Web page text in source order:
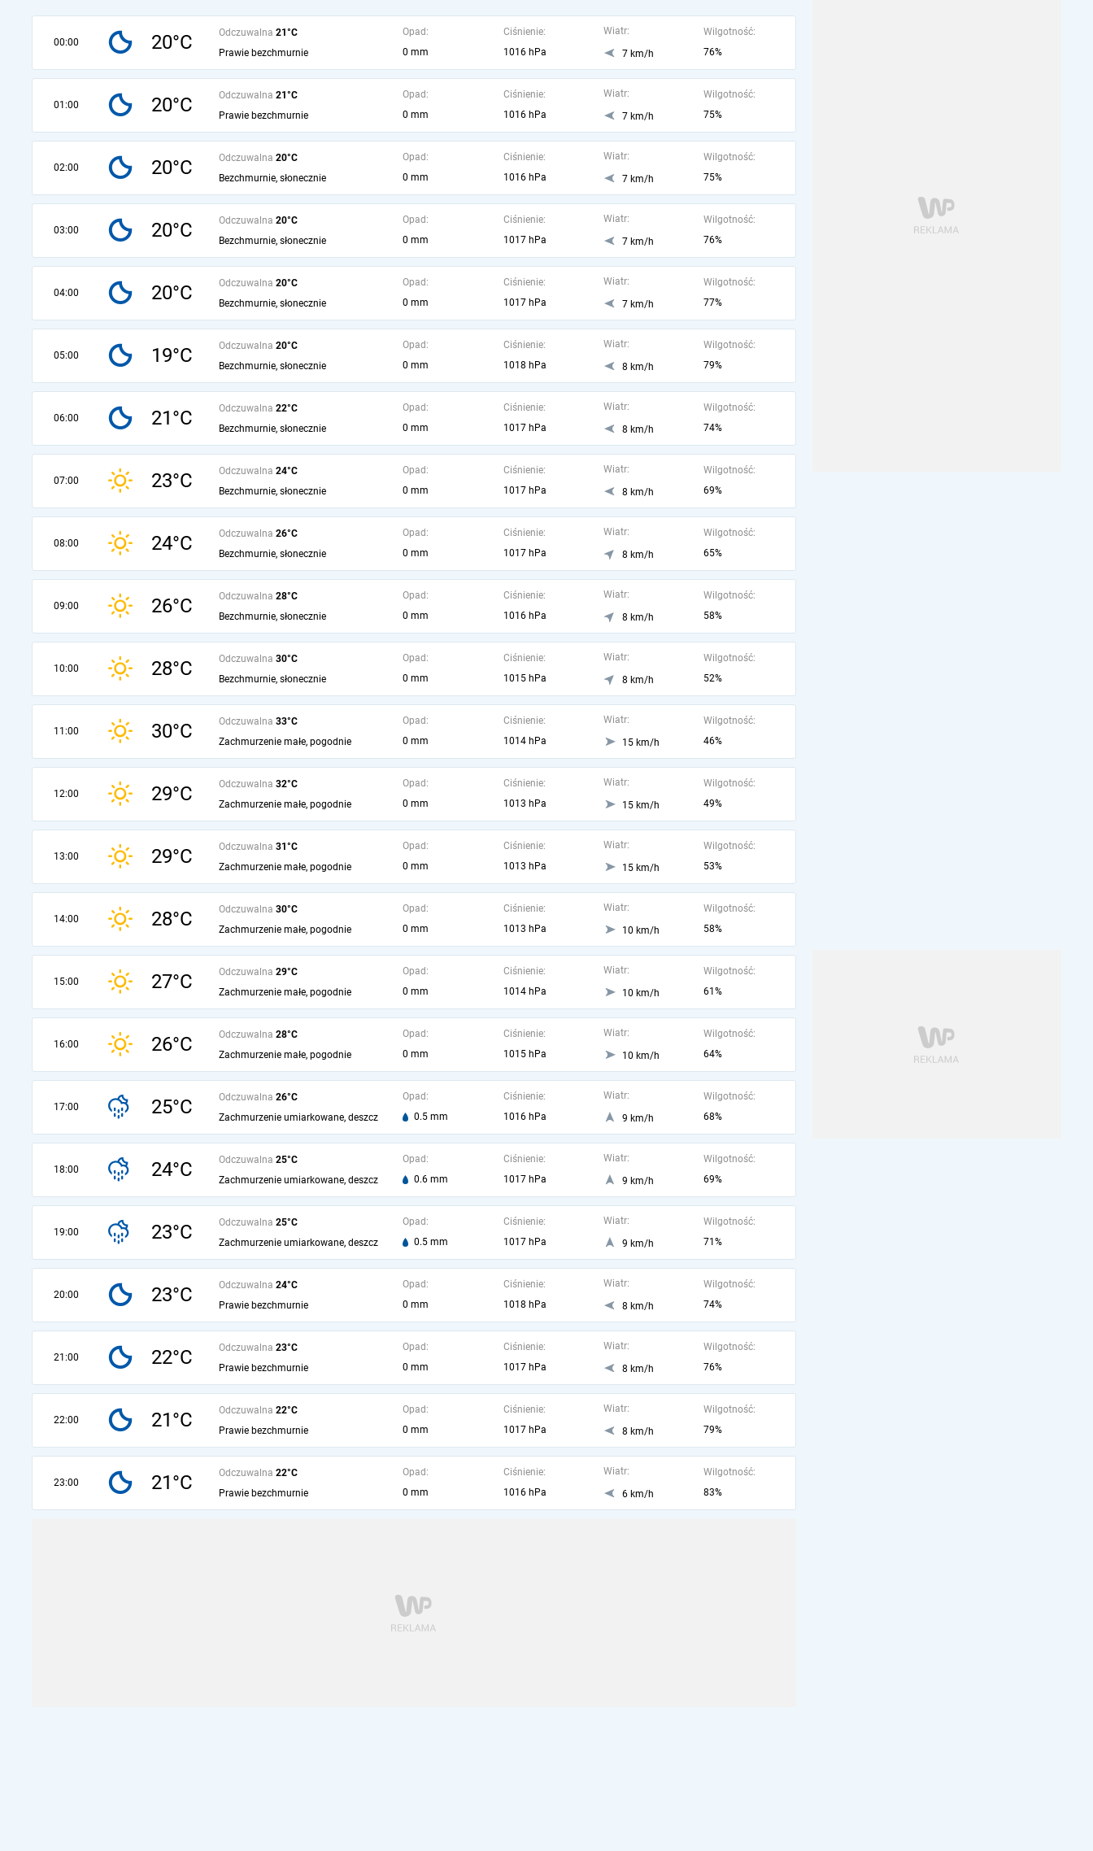
00:00 20°C Odczuwalna 21°C
Prawie bezchmurnie
Opad:
0 mm
Ciśnienie:
1016 hPa
Wiatr:
7 km/h
Wilgotność:
76%
01:00 20°C Odczuwalna 21°C
Prawie bezchmurnie
Opad:
0 mm
Ciśnienie:
1016 hPa
Wiatr:
7 km/h
Wilgotność:
75%
02:00 20°C Odczuwalna 20°C
Bezchmurnie, słonecznie
Opad:
0 mm
Ciśnienie:
1016 hPa
Wiatr:
7 km/h
Wilgotność:
75%
03:00 20°C Odczuwalna 20°C
Bezchmurnie, słonecznie
Opad:
0 mm
Ciśnienie:
1017 hPa
Wiatr:
7 km/h
Wilgotność:
76%
04:00 20°C Odczuwalna 20°C
Bezchmurnie, słonecznie
Opad:
0 mm
Ciśnienie:
1017 hPa
Wiatr:
7 km/h
Wilgotność:
77%
05:00 19°C Odczuwalna 20°C
Bezchmurnie, słonecznie
Opad:
0 mm
Ciśnienie:
1018 hPa
Wiatr:
8 km/h
Wilgotność:
79%
06:00 21°C Odczuwalna 22°C
Bezchmurnie, słonecznie
Opad:
0 mm
Ciśnienie:
1017 hPa
Wiatr:
8 km/h
Wilgotność:
74%
07:00 23°C Odczuwalna 24°C
Bezchmurnie, słonecznie
Opad:
0 mm
Ciśnienie:
1017 hPa
Wiatr:
8 km/h
Wilgotność:
69%
08:00 24°C Odczuwalna 26°C
Bezchmurnie, słonecznie
Opad:
0 mm
Ciśnienie:
1017 hPa
Wiatr:
8 km/h
Wilgotność:
65%
09:00 26°C Odczuwalna 28°C
Bezchmurnie, słonecznie
Opad:
0 mm
Ciśnienie:
1016 hPa
Wiatr:
8 km/h
Wilgotność:
58%
10:00 28°C Odczuwalna 30°C
Bezchmurnie, słonecznie
Opad:
0 mm
Ciśnienie:
1015 hPa
Wiatr:
8 km/h
Wilgotność:
52%
11:00 30°C Odczuwalna 33°C
Zachmurzenie małe, pogodnie
Opad:
0 mm
Ciśnienie:
1014 hPa
Wiatr:
15 km/h
Wilgotność:
46%
12:00 29°C Odczuwalna 32°C
Zachmurzenie małe, pogodnie
Opad:
0 mm
Ciśnienie:
1013 hPa
Wiatr:
15 km/h
Wilgotność:
49%
13:00 29°C Odczuwalna 31°C
Zachmurzenie małe, pogodnie
Opad:
0 mm
Ciśnienie:
1013 hPa
Wiatr:
15 km/h
Wilgotność:
53%
14:00 28°C Odczuwalna 30°C
Zachmurzenie małe, pogodnie
Opad:
0 mm
Ciśnienie:
1013 hPa
Wiatr:
10 km/h
Wilgotność:
58%
15:00 27°C Odczuwalna 29°C
Zachmurzenie małe, pogodnie
Opad:
0 mm
Ciśnienie:
1014 hPa
Wiatr:
10 km/h
Wilgotność:
61%
16:00 26°C Odczuwalna 28°C
Zachmurzenie małe, pogodnie
Opad:
0 mm
Ciśnienie:
1015 hPa
Wiatr:
10 km/h
Wilgotność:
64%
17:00 25°C Odczuwalna 26°C
Zachmurzenie umiarkowane, deszcz
Opad:
0.5 mm
Ciśnienie:
1016 hPa
Wiatr:
9 km/h
Wilgotność:
68%
18:00 24°C Odczuwalna 25°C
Zachmurzenie umiarkowane, deszcz
Opad:
0.6 mm
Ciśnienie:
1017 hPa
Wiatr:
9 km/h
Wilgotność:
69%
19:00 23°C Odczuwalna 25°C
Zachmurzenie umiarkowane, deszcz
Opad:
0.5 mm
Ciśnienie:
1017 hPa
Wiatr:
9 km/h
Wilgotność:
71%
20:00 23°C Odczuwalna 24°C
Prawie bezchmurnie
Opad:
0 mm
Ciśnienie:
1018 hPa
Wiatr:
8 km/h
Wilgotność:
74%
21:00 22°C Odczuwalna 23°C
Prawie bezchmurnie
Opad:
0 mm
Ciśnienie:
1017 hPa
Wiatr:
8 km/h
Wilgotność:
76%
22:00 21°C Odczuwalna 22°C
Prawie bezchmurnie
Opad:
0 mm
Ciśnienie:
1017 hPa
Wiatr:
8 km/h
Wilgotność:
79%
23:00 21°C Odczuwalna 22°C
Prawie bezchmurnie
Opad:
0 mm
Ciśnienie:
1016 hPa
Wiatr:
6 km/h
Wilgotność:
83%